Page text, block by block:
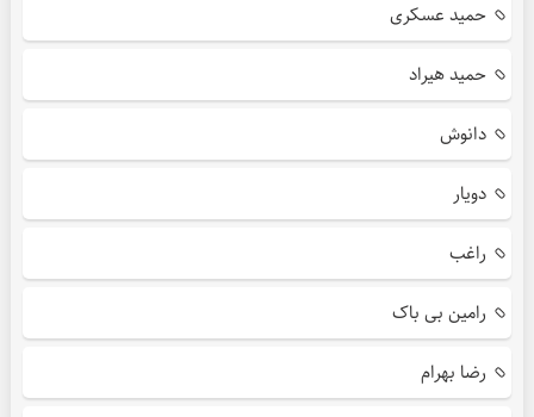
حمید عسکری
حمید هیراد
دانوش
دویار
راغب
رامین بی باک
رضا بهرام